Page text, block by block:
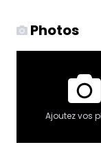
Photos
Ajoutez vos